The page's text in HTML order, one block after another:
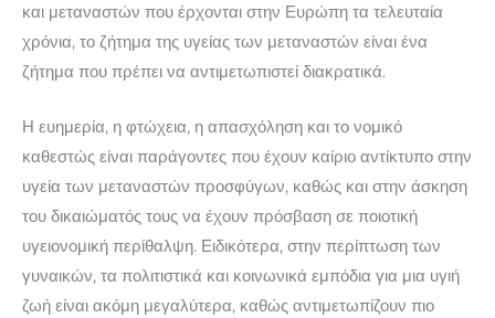
και μεταναστών που έρχονται στην Ευρώπη τα τελευταία
χρόνια, το ζήτημα της υγείας των μεταναστών είναι ένα
ζήτημα που πρέπει να αντιμετωπιστεί διακρατικά.
Η ευημερία, η φτώχεια, η απασχόληση και το νομικό
καθεστώς είναι παράγοντες που έχουν καίριο αντίκτυπο στην
υγεία των μεταναστών προσφύγων, καθώς και στην άσκηση
του δικαιώματός τους να έχουν πρόσβαση σε ποιοτική
υγειονομική περίθαλψη. Ειδικότερα, στην περίπτωση των
γυναικών, τα πολιτιστικά και κοινωνικά εμπόδια για μια υγιή
ζωή είναι ακόμη μεγαλύτερα, καθώς αντιμετωπίζουν πιο